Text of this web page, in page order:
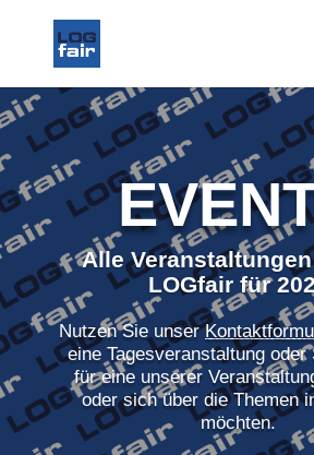
Alle
LOGfair für
Nutzen Sie unser
eine Tagesveranstaltung oder
für eine unserer
oder sich über die Themen
möchten.